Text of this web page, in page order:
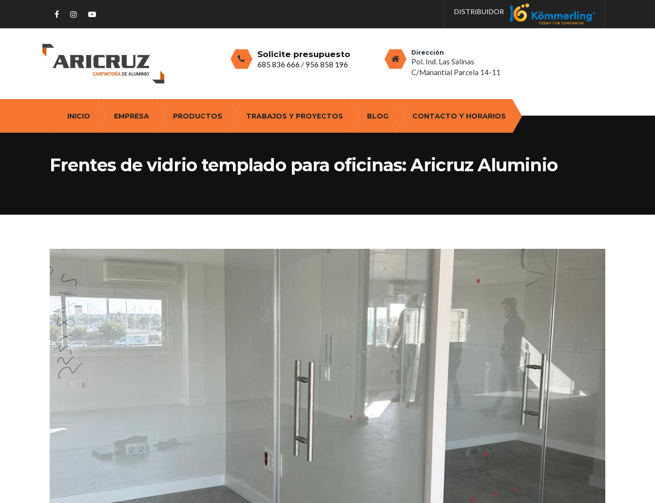
DISTRIBUIDOR
Solicite presupuesto
685 836 666 /956 858 196
Dirección
Pol. Ind. Las Salinas
C/Manantial Parcela 14-11
INICIO EMPRESA PRODUCTOS TRABAJOS Y PROYECTOS BLOG CONTACTO Y HORARIOS
Frentes de vidrio templado para oficinas: Aricruz Aluminio